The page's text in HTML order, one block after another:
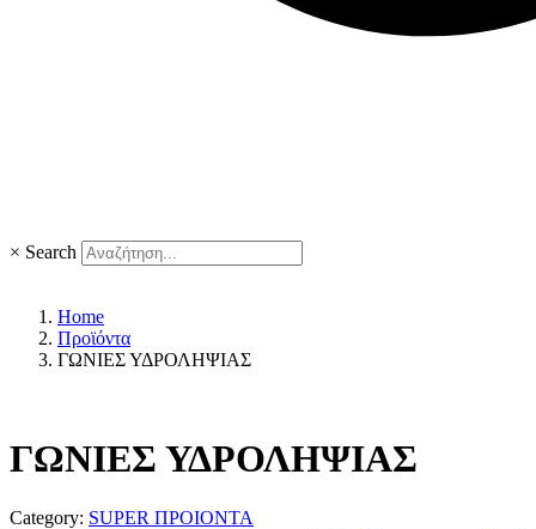
× Search
Home
Προϊόντα
ΓΩΝΙΕΣ ΥΔΡΟΛΗΨΙΑΣ
ΓΩΝΙΕΣ ΥΔΡΟΛΗΨΙΑΣ
Category: SUPER ΠΡΟΙΟΝΤΑ